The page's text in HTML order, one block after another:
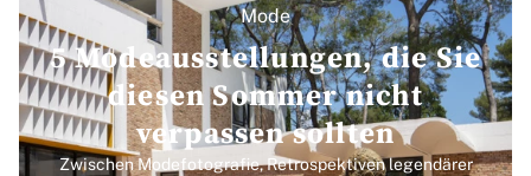
Mode
5 Modeausstellungen, die Sie
diesen Sommer nicht
verpassen sollten
Zwischen Modefotografie, Retrospektiven legendärer